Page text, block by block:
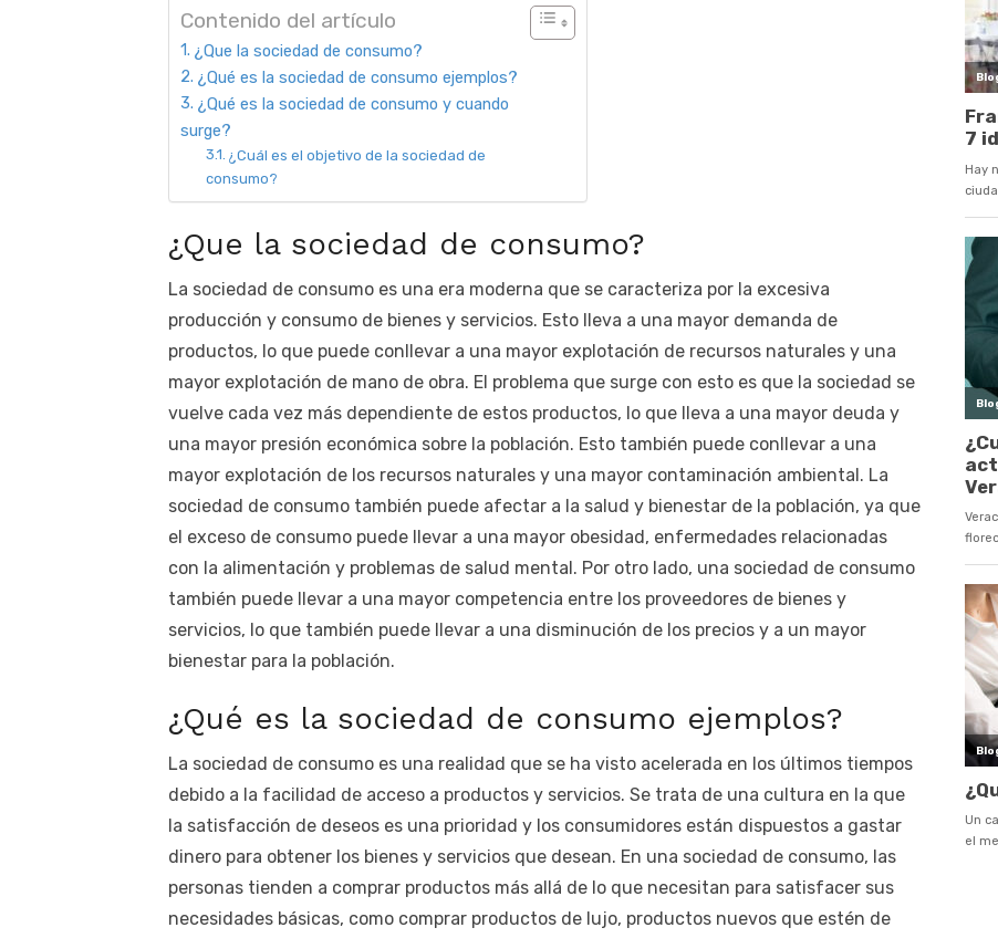
Contenido del artículo
¿Que la sociedad de consumo?
¿Qué es la sociedad de consumo ejemplos?
¿Qué es la sociedad de consumo y cuando
surge?
¿Cuál es el objetivo de la sociedad de
consumo?
¿Que la sociedad de consumo?
La sociedad de consumo es una era moderna que se caracteriza por la excesiva
producción y consumo de bienes y servicios. Esto lleva a una mayor demanda de
productos, lo que puede conllevar a una mayor explotación de recursos naturales y una
mayor explotación de mano de obra. El problema que surge con esto es que la sociedad se
vuelve cada vez más dependiente de estos productos, lo que lleva a una mayor deuda y
una mayor presión económica sobre la población. Esto también puede conllevar a una
mayor explotación de los recursos naturales y una mayor contaminación ambiental. La
sociedad de consumo también puede afectar a la salud y bienestar de la población, ya que
el exceso de consumo puede llevar a una mayor obesidad, enfermedades relacionadas
con la alimentación y problemas de salud mental. Por otro lado, una sociedad de consumo
también puede llevar a una mayor competencia entre los proveedores de bienes y
servicios, lo que también puede llevar a una disminución de los precios y a un mayor
bienestar para la población.
¿Qué es la sociedad de consumo ejemplos?
La sociedad de consumo es una realidad que se ha visto acelerada en los últimos tiempos
debido a la facilidad de acceso a productos y servicios. Se trata de una cultura en la que
la satisfacción de deseos es una prioridad y los consumidores están dispuestos a gastar
dinero para obtener los bienes y servicios que desean. En una sociedad de consumo, las
personas tienden a comprar productos más allá de lo que necesitan para satisfacer sus
necesidades básicas, como comprar productos de lujo, productos nuevos que estén de